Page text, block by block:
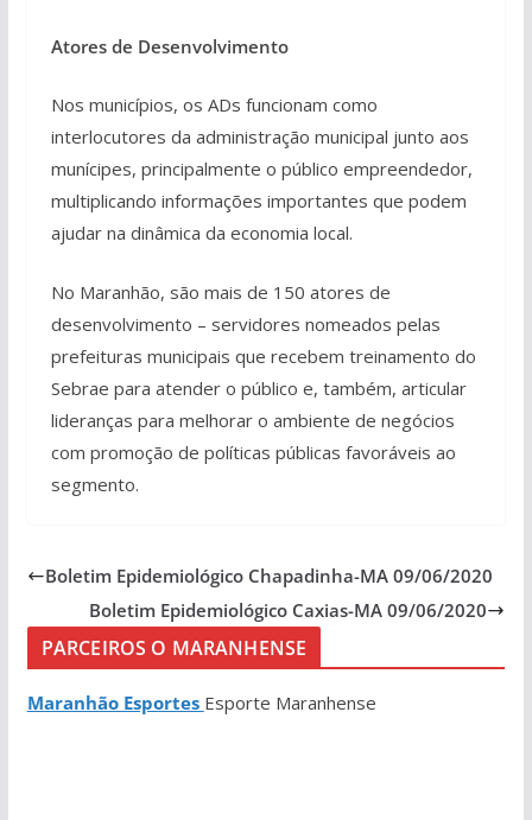
Atores de Desenvolvimento
Nos municípios, os ADs funcionam como
interlocutores da administração municipal junto aos
munícipes, principalmente o público empreendedor,
multiplicando informações importantes que podem
ajudar na dinâmica da economia local.
No Maranhão, são mais de 150 atores de
desenvolvimento – servidores nomeados pelas
prefeituras municipais que recebem treinamento do
Sebrae para atender o público e, também, articular
lideranças para melhorar o ambiente de negócios
com promoção de políticas públicas favoráveis ao
segmento.
Boletim Epidemiológico Chapadinha-MA 09/06/2020
Boletim Epidemiológico Caxias-MA 09/06/2020
PARCEIROS O MARANHENSE
Maranhão Esportes Esporte Maranhense